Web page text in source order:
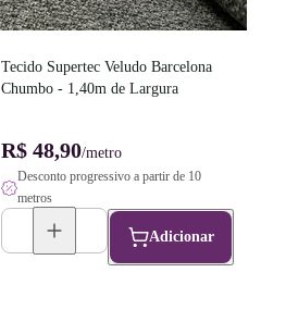
Tecido Supertec Veludo Barcelona
Chumbo - 1,40m de Largura
R$ 48,90/metro
Desconto progressivo a partir de 10
metros
Adicionar